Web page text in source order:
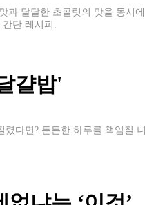
과 달달한 초콜릿의 맛을 동시에
단 레시피.
걀밥'
다면? 든든한 하루를 책임질 녀